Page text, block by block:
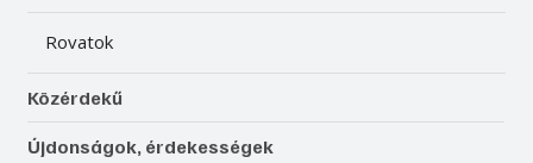
Rovatok
Közérdekű
Újdonságok, érdekességek